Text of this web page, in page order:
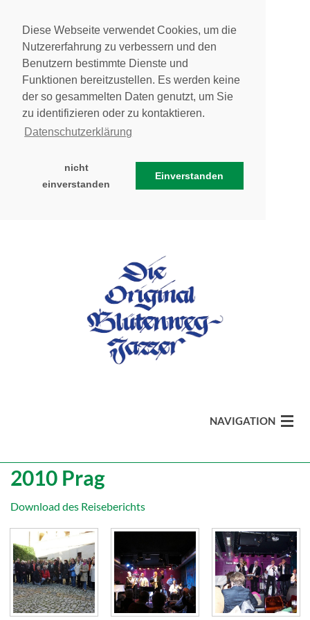
Diese Webseite verwendet Cookies, um die
Nutzererfahrung zu verbessern und den
Benutzern bestimmte Dienste und
Funktionen bereitzustellen. Es werden keine
der so gesammelten Daten genutzt, um Sie
zu identifizieren oder zu kontaktieren.
Datenschutzerklärung
nicht
einverstanden
Einverstanden
NAVIGATION
aktuell
Band
Media
Info / Presse
Termine
2010 Prag
Download des Reiseberichts